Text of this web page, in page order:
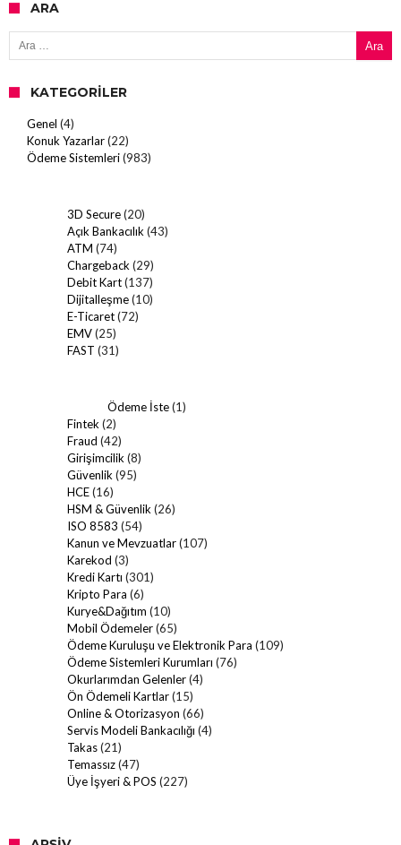
ARA
Arama:
KATEGORILER
Genel (4)
Konuk Yazarlar(22)
Ödeme Sistemleri(983)
3D Secure(20)
Açık Bankacılık (43)
ATM (74)
Chargeback (29)
Debit Kart(137)
Dijitalleşme(10)
E-Ticaret(72)
EMV(25)
FAST (31)
Ödeme İste(1)
Fintek (2)
Fraud (42)
Girişimcilik (8)
Güvenlik (95)
HCE(16)
HSM & Güvenlik (26)
ISO 8583 (54)
Kanun ve Mevzuatlar(107)
Karekod (3)
Kredi Kartı (301)
Kripto Para (6)
Kurye&Dağıtım (10)
Mobil Ödemeler(65)
Ödeme Kuruluşu ve Elektronik Para (109)
Ödeme Sistemleri Kurumları (76)
Okurlarımdan Gelenler(4)
Ön Ödemeli Kartlar(15)
Online & Otorizasyon (66)
Servis Modeli Bankacılığı (4)
Takas(21)
Temassız(47)
Üye İşyeri & POS (227)